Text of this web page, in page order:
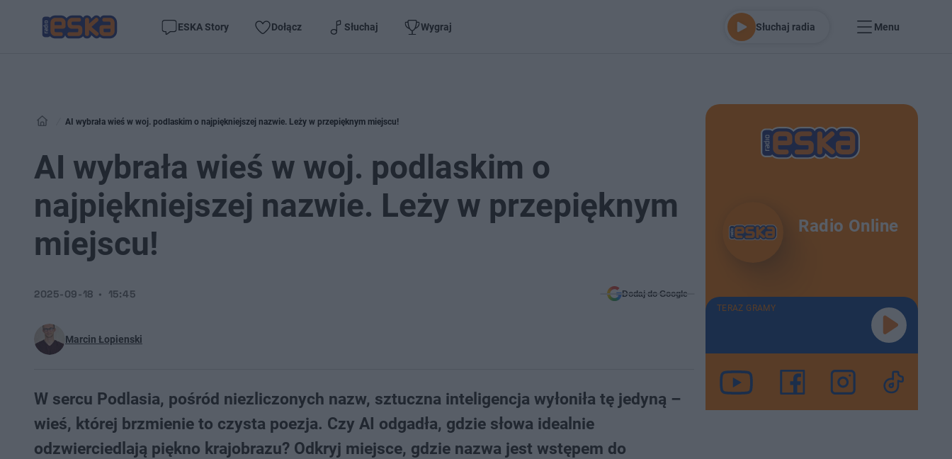
ESKA Story Dołącz Słuchaj Wygraj Słuchaj radia Menu
AI wybrała wieś w woj. podlaskim o najpiękniejszej nazwie. Leży w przepięknym miejscu!
AI wybrała wieś w woj. podlaskim o
najpiękniejszej nazwie. Leży w przepięknym
miejscu!
Marcin Łopienski
2025-09-18 15:45 Dodaj do Google
W sercu Podlasia, pośród niezliczonych nazw, sztuczna inteligencja wyłoniła tę jedyną –
wieś, której brzmienie to czysta poezja. Czy AI odgadła, gdzie słowa idealnie
odzwierciedlają piękno krajobrazu? Odkryj miejsce, gdzie nazwa jest wstępem do
Radio Online
TERAZ GRAMY